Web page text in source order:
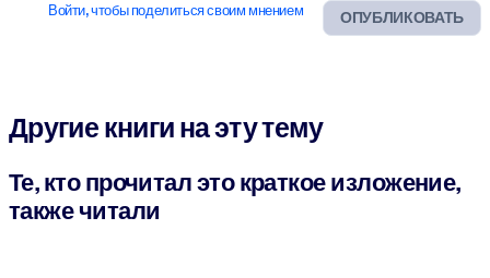
ОПУБЛИКОВАТЬ
Войти, чтобы поделиться своим мнением
Другие книги на эту тему
Те, кто прочитал это краткое изложение,
также читали